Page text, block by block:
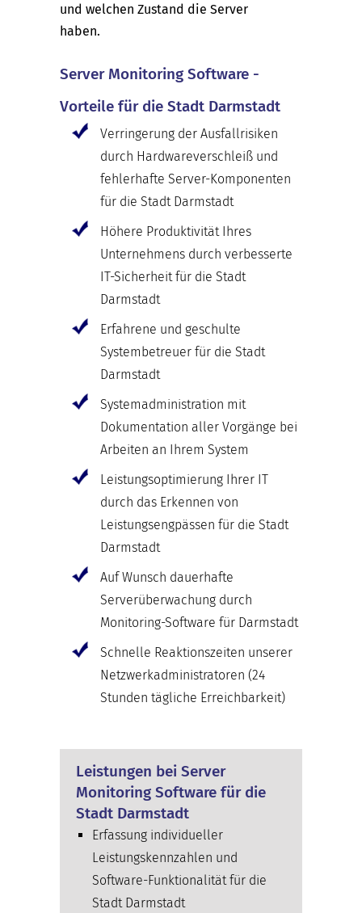
und welchen Zustand die Server
haben.
Server Monitoring Software -
Vorteile für die Stadt Darmstadt
Verringerung der Ausfallrisiken
durch Hardwareverschleiß und
fehlerhafte Server-Komponenten
für die Stadt Darmstadt
Höhere Produktivität Ihres
Unternehmens durch verbesserte
IT-Sicherheit für die Stadt
Darmstadt
Erfahrene und geschulte
Systembetreuer für die Stadt
Darmstadt
Systemadministration mit
Dokumentation aller Vorgänge bei
Arbeiten an Ihrem System
Leistungsoptimierung Ihrer IT
durch das Erkennen von
Leistungsengpässen für die Stadt
Darmstadt
Auf Wunsch dauerhafte
Serverüberwachung durch
Monitoring-Software für Darmstadt
Schnelle Reaktionszeiten unserer
Netzwerkadministratoren (24
Stunden tägliche Erreichbarkeit)
Leistungen bei Server
Monitoring Software für die
Stadt Darmstadt
Erfassung individueller
Leistungskennzahlen und
Software-Funktionalität für die
Stadt Darmstadt